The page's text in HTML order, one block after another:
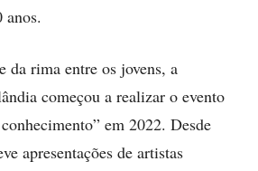
da rima entre os jovens, a
começou a realizar o evento
em 2022. Desde
apresentações de artistas